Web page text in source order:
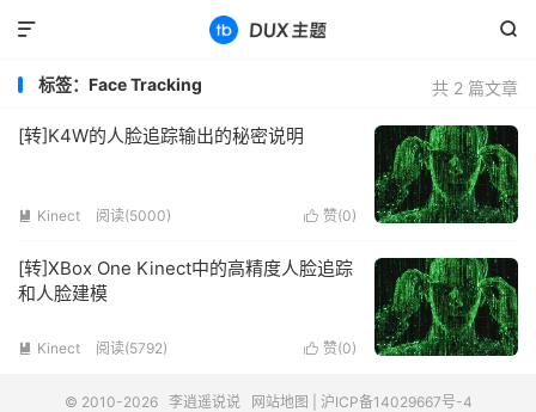


共 2 篇文章
标签：Face Tracking
[转]K4W的人脸追踪输出的秘密说明
 赞(0)
 Kinect 阅读(5000)
[转]XBox One Kinect中的高精度人脸追踪
和人脸建模
 赞(0)
 Kinect 阅读(5792)
© 2010-2026 李逍遥说说 网站地图
沪ICP备14029667号-4